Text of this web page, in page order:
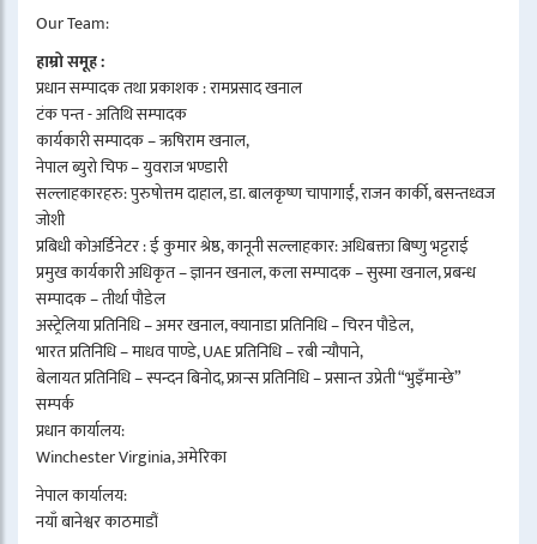
Our Team:
हाम्रो समूह :
प्रधान सम्पादक तथा प्रकाशक : रामप्रसाद खनाल
टंक पन्त - अतिथि सम्पादक
कार्यकारी सम्पादक – ऋषिराम खनाल,
नेपाल ब्युरो चिफ – युवराज भण्डारी
सल्लाहकारहरु: पुरुषोत्तम दाहाल, डा. बालकृष्ण चापागाईं, राजन कार्की, बसन्तध्वज
जोशी
प्रबिधी कोअर्डिनेटर : ई कुमार श्रेष्ठ, कानूनी सल्लाहकार: अधिबक्ता बिष्णु भट्टराई
प्रमुख कार्यकारी अधिकृत – ज्ञानन खनाल, कला सम्पादक – सुस्मा खनाल, प्रबन्ध
सम्पादक – तीर्था पौडेल
अस्ट्रेलिया प्रतिनिधि – अमर खनाल, क्यानाडा प्रतिनिधि – चिरन पौडेल,
भारत प्रतिनिधि – माधव पाण्डे, UAE प्रतिनिधि – रबी न्यौपाने,
बेलायत प्रतिनिधि – स्पन्दन बिनोद, फ्रान्स प्रतिनिधि – प्रसान्त उप्रेती “भुइँमान्छे”
सम्पर्क
प्रधान कार्यालय:
Winchester Virginia, अमेरिका
नेपाल कार्यालय:
नयाँ बानेश्वर काठमाडौं